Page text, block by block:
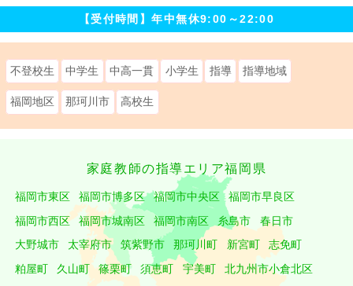
【受付時間】年中無休9:00～22:00
不登校生 中学生 中高一貫 小学生 指導 指導地域
福岡地区 那珂川市 高校生
家庭教師の指導エリア福岡県
福岡市東区 福岡市博多区 福岡市中央区
福岡市早良区
福岡市西区
福岡市城南区 福岡市南区 糸島市
春日市
大野城市
太宰府市 筑紫野市 那珂川町 新宮町
志免町
粕屋町
久山町 篠栗町 須恵町 宇美町
北九州市小倉北区